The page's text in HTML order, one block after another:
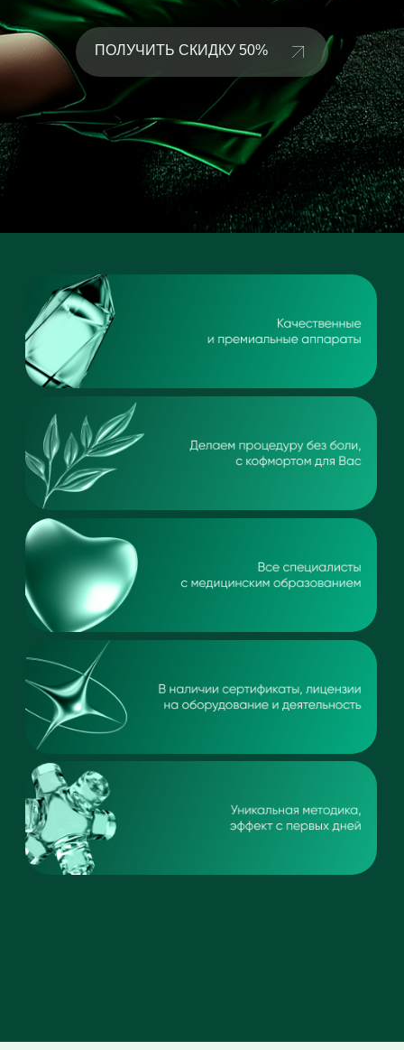
ПОЛУЧИТЬ СКИДКУ 50%